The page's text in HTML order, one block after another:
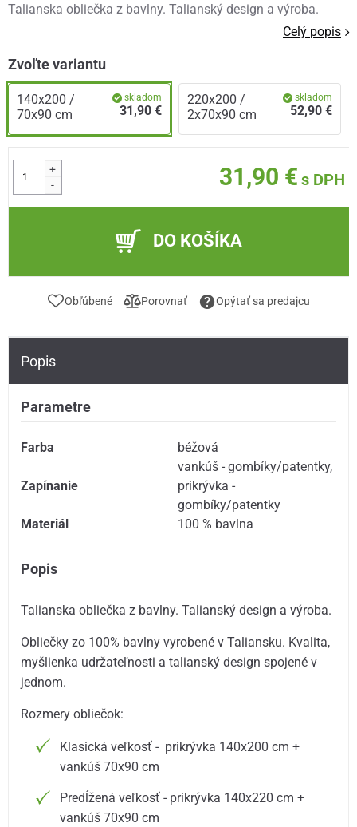
Talianska obliečka z bavlny. Talianský design a výroba.
Celý popis
Zvoľte variantu
140x200 /
70x90 cm
skladom
31,90 €
220x200 /
2x70x90 cm
skladom
52,90 €
+
-
31,90 € s DPH
DO KOŠÍKA
Obľúbené Porovnať Opýtať sa predajcu
Popis
Parametre
Farba béžová
Zapínanie
vankúš - gombíky/patentky,
prikrývka -
gombíky/patentky
Materiál
100 % bavlna
Popis
Talianska obliečka z bavlny. Talianský design a výroba.
Obliečky zo 100% bavlny vyrobené v Taliansku. Kvalita,
myšlienka udržateľnosti a talianský design spojené v
jednom.
Rozmery obliečok:
Klasická veľkosť - prikrývka 140x200 cm +
vankúš 70x90 cm
Predĺžená veľkosť - prikrývka 140x220 cm +
vankúš 70x90 cm